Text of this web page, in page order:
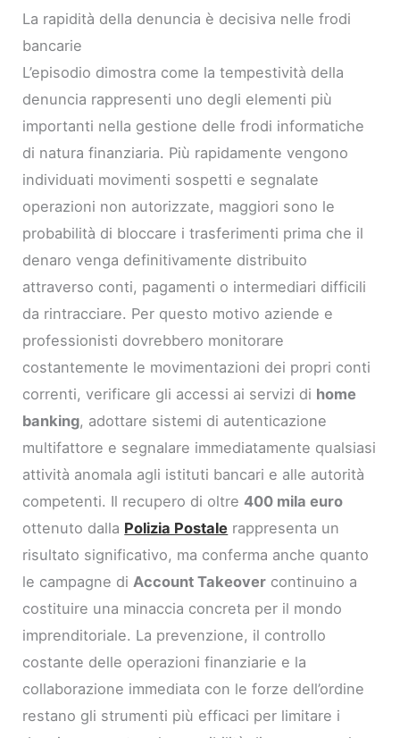
La rapidità della denuncia è decisiva nelle frodi
bancarie
L’episodio dimostra come la tempestività della
denuncia rappresenti uno degli elementi più
importanti nella gestione delle frodi informatiche
di natura finanziaria. Più rapidamente vengono
individuati movimenti sospetti e segnalate
operazioni non autorizzate, maggiori sono le
probabilità di bloccare i trasferimenti prima che il
denaro venga definitivamente distribuito
attraverso conti, pagamenti o intermediari difficili
da rintracciare. Per questo motivo aziende e
professionisti dovrebbero monitorare
costantemente le movimentazioni dei propri conti
correnti, verificare gli accessi ai servizi di home
banking, adottare sistemi di autenticazione
multifattore e segnalare immediatamente qualsiasi
attività anomala agli istituti bancari e alle autorità
competenti. Il recupero di oltre400 mila euro
ottenuto dalla Polizia Postale rappresenta un
risultato significativo, ma conferma anche quanto
le campagne diAccount Takeover continuino a
costituire una minaccia concreta per il mondo
imprenditoriale. La prevenzione, il controllo
costante delle operazioni finanziarie e la
collaborazione immediata con le forze dell’ordine
restano gli strumenti più efficaci per limitare i